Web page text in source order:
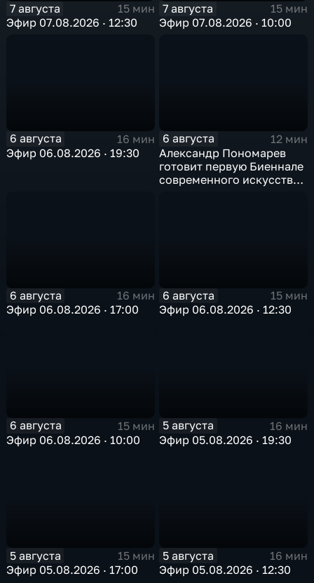
7 августа
15 мин
Эфир 07.08.2026 · 12:30
7 августа
15 мин
Эфир 07.08.2026 · 10:00
6 августа
16 мин
Эфир 06.08.2026 · 19:30
6 августа
12 мин
Александр Пономарев
готовит первую Биеннале
современного искусства
6 августа
16 мин
Эфир 06.08.2026 · 17:00
6 августа
15 мин
Эфир 06.08.2026 · 12:30
6 августа
15 мин
Эфир 06.08.2026 · 10:00
5 августа
16 мин
Эфир 05.08.2026 · 19:30
5 августа
15 мин
Эфир 05.08.2026 · 17:00
5 августа
16 мин
Эфир 05.08.2026 · 12:30